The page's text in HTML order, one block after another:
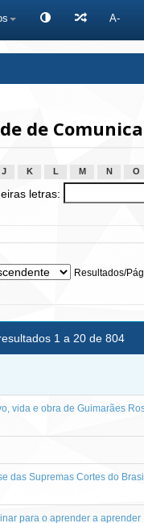
A-
de
J K L M N O
letras:
Resultados/
1 a 20 de 804
vida e obra de Guimarães
das Supremas Cortes do
para o aprender a aprender